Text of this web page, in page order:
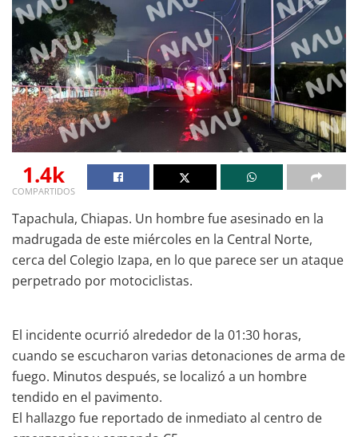
1.4k
COMPARTIDOS
Tapachula, Chiapas. Un hombre fue asesinado en la
madrugada de este miércoles en la Central Norte,
cerca del Colegio Izapa, en lo que parece ser un ataque
perpetrado por motociclistas.
El incidente ocurrió alrededor de la 01:30 horas,
cuando se escucharon varias detonaciones de arma de
fuego. Minutos después, se localizó a un hombre
tendido en el pavimento.
El hallazgo fue reportado de inmediato al centro de